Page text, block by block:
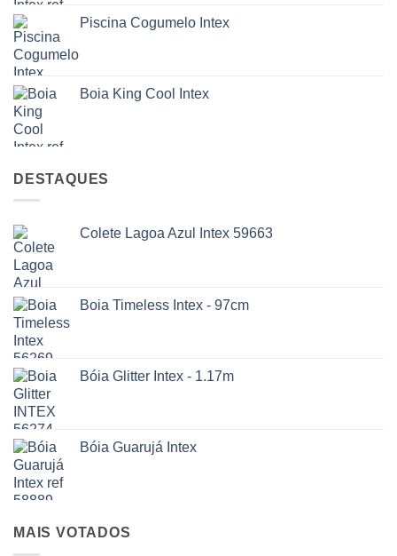
Piscina Cogumelo Intex
Boia King Cool Intex
DESTAQUES
Colete Lagoa Azul Intex 59663
Boia Timeless Intex - 97cm
Bóia Glitter Intex - 1.17m
Bóia Guarujá Intex
MAIS VOTADOS